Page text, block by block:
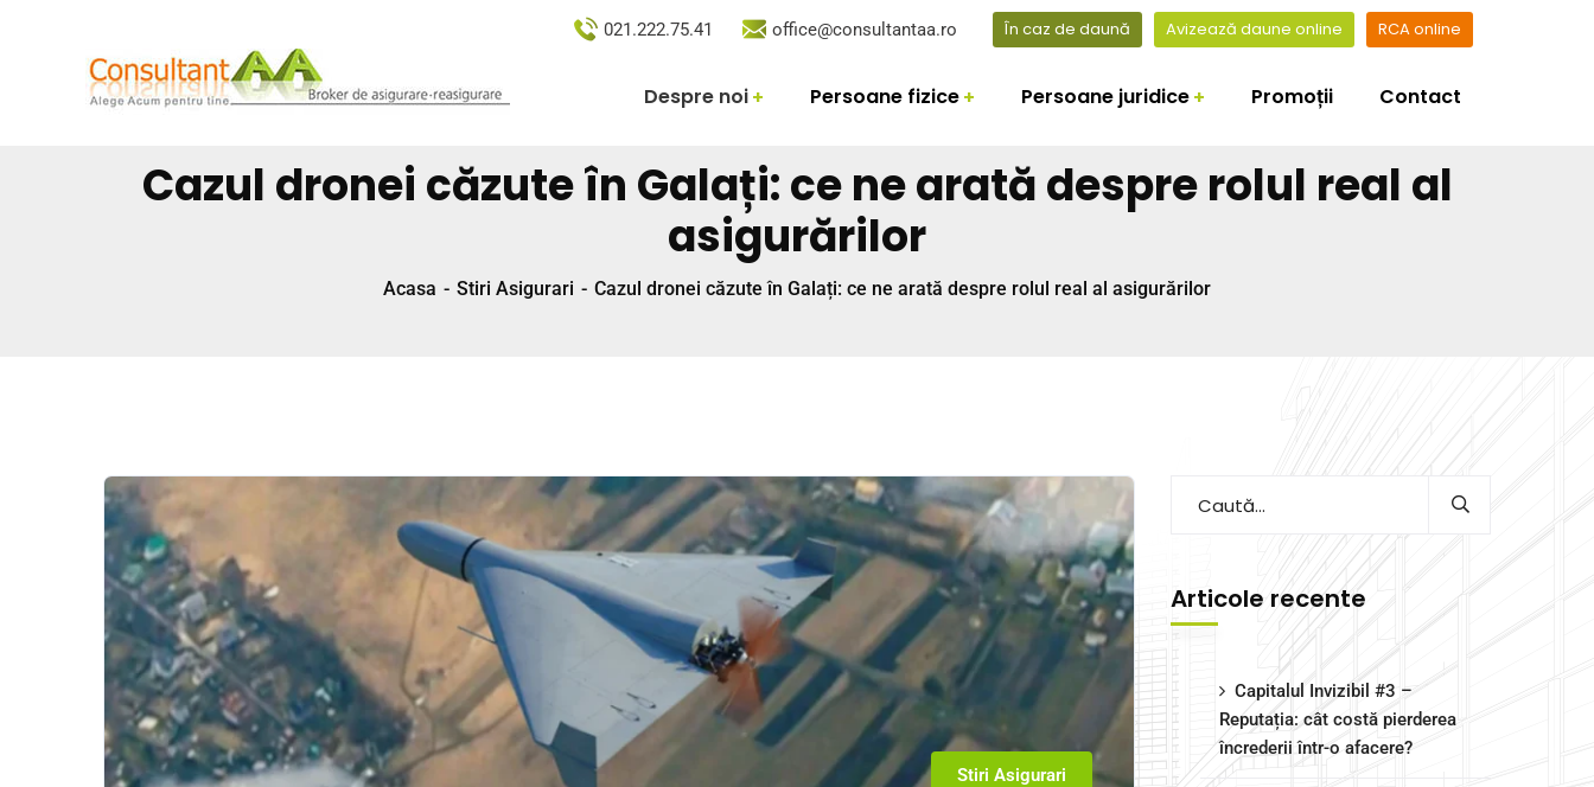
021.222.75.41 office@consultantaa.ro În caz de daună Avizează daune online RCA online
Despre noi Persoane fizice Persoane juridice Promoții Contact
Cazul dronei căzute în Galați: ce ne arată despre rolul real al
asigurărilor
Acasa Stiri Asigurari Cazul dronei căzute în Galați: ce ne arată despre rolul real al asigurărilor
Stiri Asigurari
Articole recente
Capitalul Invizibil #3 –
Reputația: cât costă pierderea
încrederii într-o afacere?